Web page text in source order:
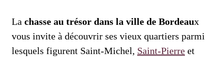
La chasse au trésor dans la ville de Bordeaux
vous invite à découvrir ses vieux quartiers parmi
lesquels figurent Saint-Michel, Saint-Pierre et